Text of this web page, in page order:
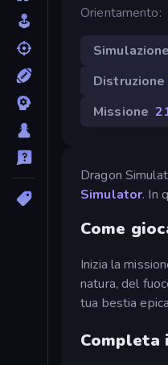
Orientamento
Simulazione
Distruzione
Missione
Dragon
Simulator. In
Come
Inizia la
natura, del
tua bestia
Completa